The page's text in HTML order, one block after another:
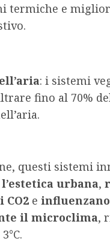
termiche e
: i sistemi
fino al 70%
questi sistemi
urbana,
CO2 e influenzano
il microclima,